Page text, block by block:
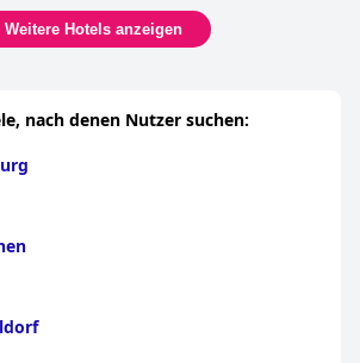
Weitere Hotels anzeigen
nach denen Nutzer suchen: